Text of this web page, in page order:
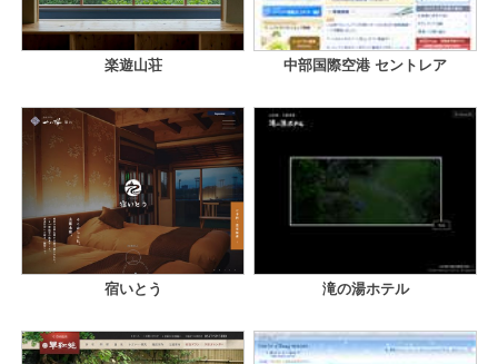
楽遊山荘 中部国際空港 セントレア
宿いとう 滝の湯ホテル